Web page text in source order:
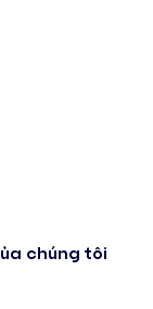
chúng tôi